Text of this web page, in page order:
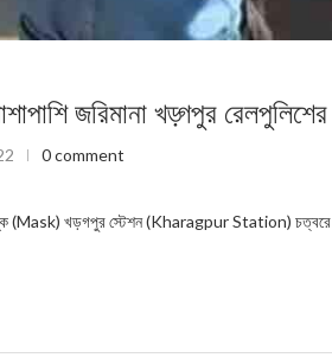
জরিমানা খড়্গপুর রেলপুলিশের
0 comment
(Mask) খড়গপুর স্টেশন (Kharagpur Station) চত্বরে